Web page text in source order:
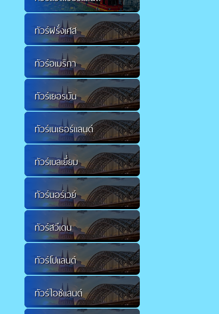
ทัวร์ฝรั่งเศส
ทัวร์อเมริกา
ทัวร์เยอรมัน
ทัวร์เนเธอร์แลนด์
ทัวร์เบลเยี่ยม
ทัวร์นอร์เวย์
ทัวร์สวีเดน
ทัวร์โปแลนด์
ทัวร์ไอซ์แลนด์